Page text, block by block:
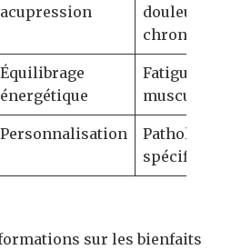
acupression
douleurs
chroniques
Équilibrage
énergétique
Fatigue
musculaire
Personnalisation
Pathologies
spécifiques
sur les bienfaits